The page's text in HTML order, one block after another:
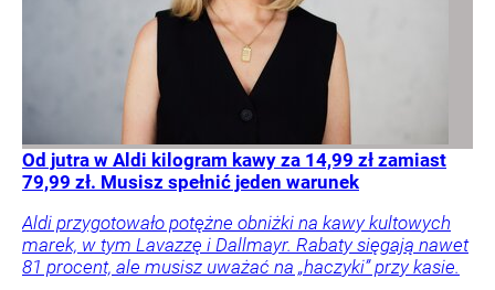
Od jutra w Aldi kilogram kawy za 14,99 zł zamiast
79,99 zł. Musisz spełnić jeden warunek
Aldi przygotowało potężne obniżki na kawy kultowych
marek, w tym Lavazzę i Dallmayr. Rabaty sięgają nawet
81 procent, ale musisz uważać na „haczyki” przy kasie.